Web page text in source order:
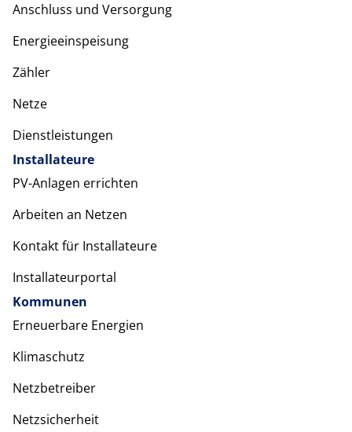
Anschluss und Versorgung
Energieeinspeisung
Zähler
Netze
Dienstleistungen
Installateure
PV-Anlagen errichten
Arbeiten an Netzen
Kontakt für Installateure
Installateurportal
Kommunen
Erneuerbare Energien
Klimaschutz
Netzbetreiber
Netzsicherheit